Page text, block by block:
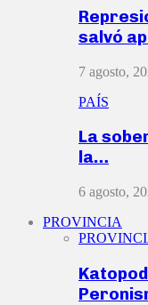
salvó
7 agosto,
PAÍS
La
la…
6 agosto,
PROVINCIA